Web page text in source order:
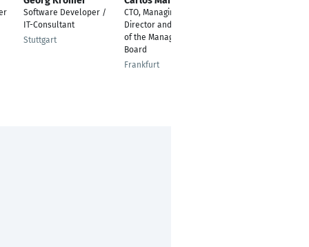
Software Developer /
IT-Consultant
Stuttgart
CTO, Managing
Director and Member
of the Management
Board
Frankfurt